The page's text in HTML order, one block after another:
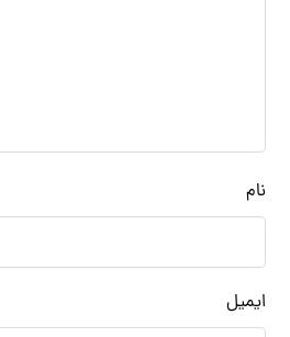
نام
ایمیل